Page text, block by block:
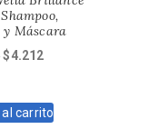
y Máscara
El
era:
$4.212
es:
carrito